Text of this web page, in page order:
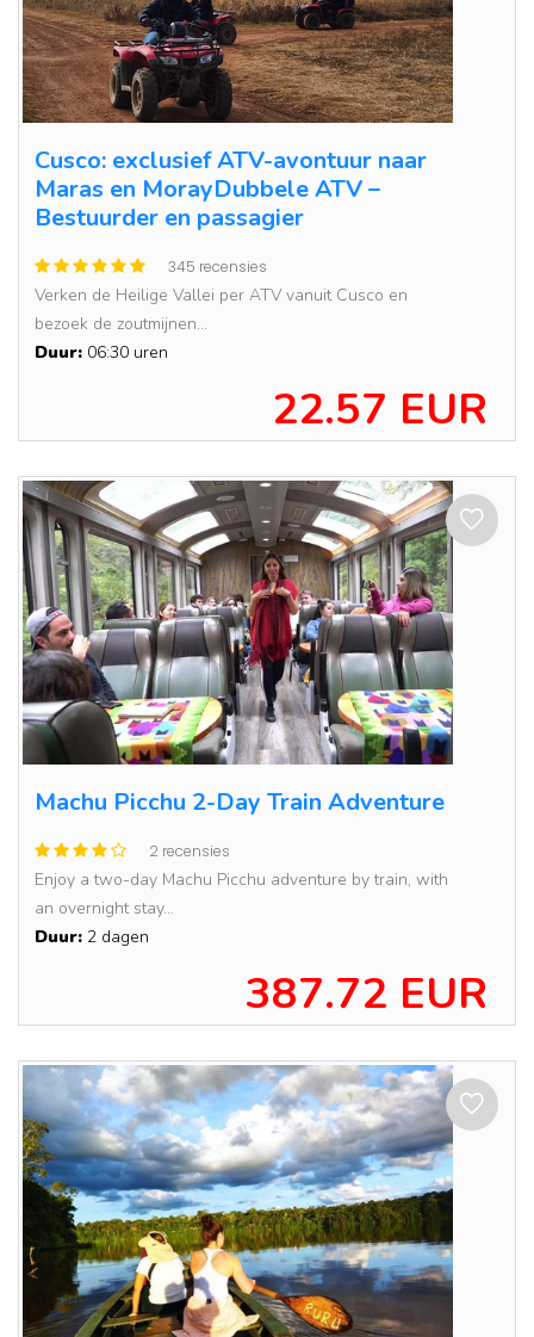
Cusco: exclusief ATV-avontuur naar
Maras en MorayDubbele ATV –
Bestuurder en passagier
345 recensies
Verken de Heilige Vallei per ATV vanuit Cusco en
bezoek de zoutmijnen...
Duur: 06:30 uren
22.57 EUR
Machu Picchu 2-Day Train Adventure
2 recensies
Enjoy a two-day Machu Picchu adventure by train, with
an overnight stay...
Duur: 2 dagen
387.72 EUR